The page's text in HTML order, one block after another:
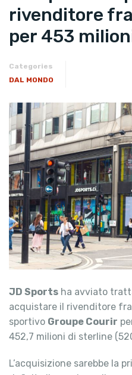
rivenditore
per 453
Categories
DAL MONDO
JD Sports ha avviato
acquistare il rivenditore
sportivo Groupe Courir
452,7 milioni di sterline
L’acquisizione sarebbe la